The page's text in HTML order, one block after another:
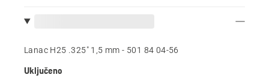
Lanac H25 .325" 1,5 mm - 501 84 04‑56
Uključeno